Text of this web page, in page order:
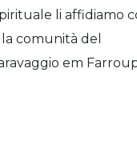
li affidiamo
comunità del
em